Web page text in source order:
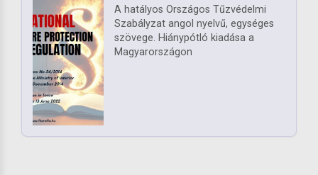
A hatályos Országos Tűzvédelmi
Szabályzat angol nyelvű, egységes
szövege. Hiánypótló kiadása a
Magyarországon